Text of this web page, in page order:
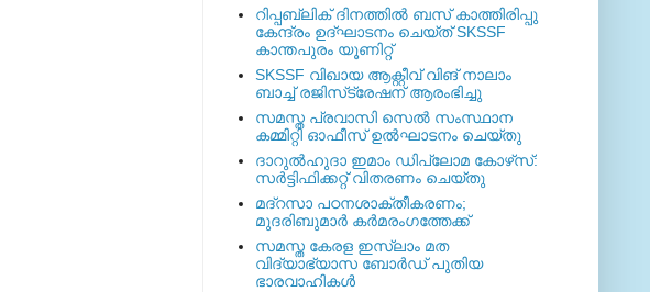
റിപ്പബ്ലിക് ദിനത്തില്‍ ബസ് കാത്തിരിപ്പു
കേന്ദ്രം ഉദ്ഘാടനം ചെയ്ത്‌ SKSSF
കാന്തപുരം യൂണിറ്റ്
SKSSF വിഖായ ആക്റ്റീവ് വിങ് നാലാം
ബാച്ച് രജിസ്‌ട്രേഷന് ആരംഭിച്ചു
സമസ്ത പ്രവാസി സെല്‍ സംസ്ഥാന
കമ്മിറ്റി ഓഫീസ് ഉല്‍ഘാടനം ചെയ്തു
ദാറുല്‍ഹുദാ ഇമാം ഡിപ്ലോമ കോഴ്‌സ്:
സര്‍ട്ടിഫിക്കറ്റ് വിതരണം ചെയ്തു
മദ്‌റസാ പഠനശാക്തീകരണം;
മുദരിബുമാര്‍ കര്‍മരംഗത്തേക്ക്
സമസ്ത കേരള ഇസ്ലാം മത
വിദ്യാഭ്യാസ ബോര്‍ഡ് പുതിയ
ഭാരവാഹികള്‍